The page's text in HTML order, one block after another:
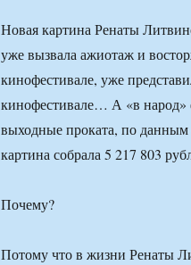
Новая картина Ренаты
уже вызвала ажиотаж и
кинофестивале, уже
кинофестивале… А «в народ»
выходные проката, по данным
картина собрала 5 217 803
Почему?
Потому что в жизни Ренаты